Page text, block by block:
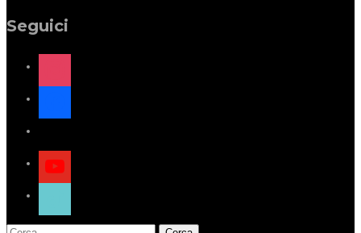
Seguici
instagram
facebook
x
youtube
tiktok
Ricerca